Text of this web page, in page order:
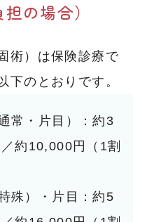
の場合）
術）は保険診療で
下のとおりです。
常・片目）：約3
約10,000円（1割
殊）・片目：約5